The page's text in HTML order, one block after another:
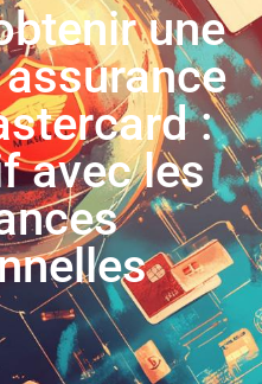
une
:
avec les